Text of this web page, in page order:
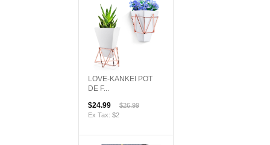
LOVE-KANKEI POT
DE F...
$24.99
$26.99
Ex Tax: $2